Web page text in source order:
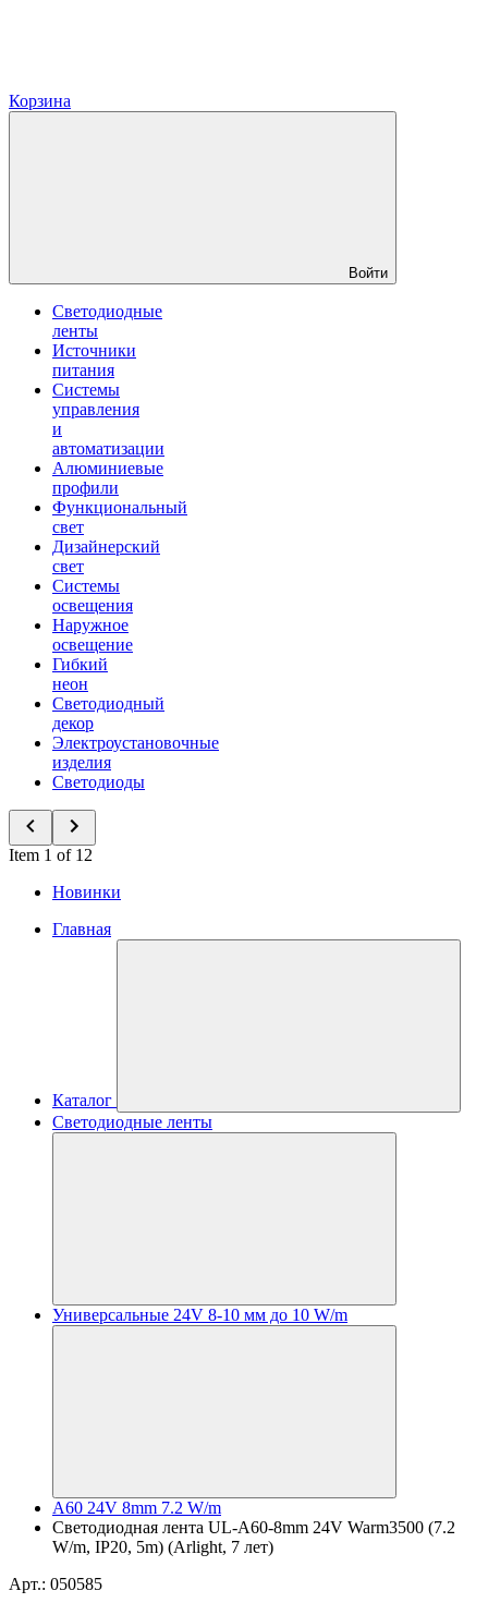
Корзина
Войти
Светодиодные
ленты
Источники
питания
Системы
управления
и
автоматизации
Алюминиевые
профили
Функциональный
свет
Дизайнерский
свет
Системы
освещения
Наружное
освещение
Гибкий
неон
Светодиодный
декор
Электроустановочные
изделия
Светодиоды
Item 1 of 12
Новинки
Главная
Каталог
Светодиодные ленты
Универсальные 24V 8-10 мм до 10 W/m
A60 24V 8mm 7.2 W/m
Светодиодная лента UL-A60-8mm 24V Warm3500 (7.2
W/m, IP20, 5m) (Arlight, 7 лет)
Арт.: 050585